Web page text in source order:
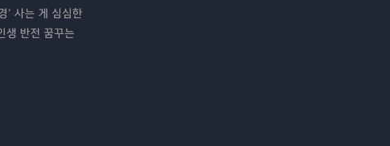
’ 사는 게 심심한
생 반전 꿈꾸는